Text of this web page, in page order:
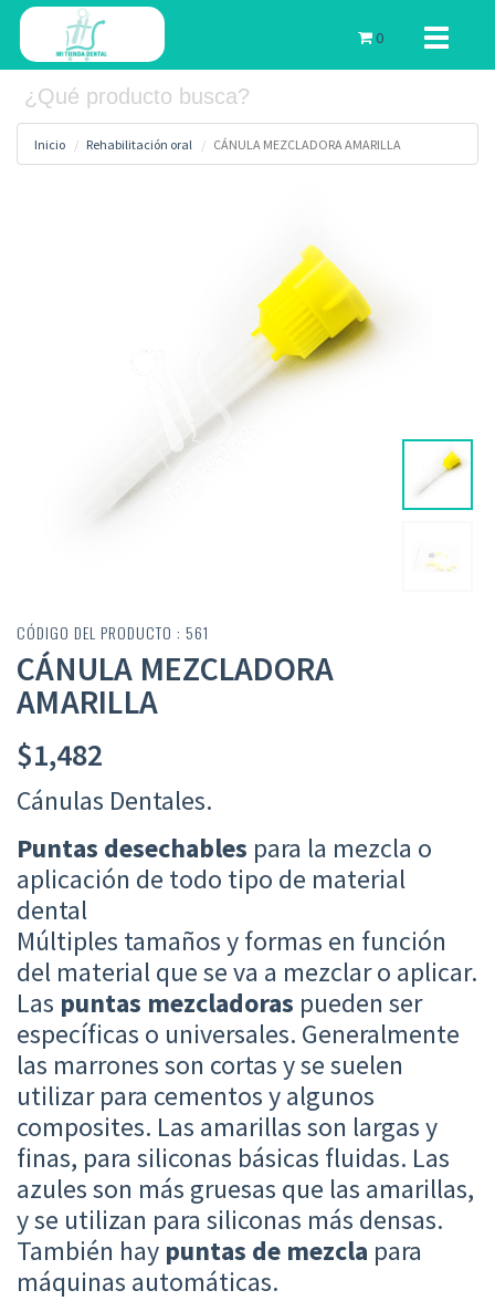
Toggle
0
Inicio Rehabilitación oral CÁNULA MEZCLADORA AMARILLA
CÓDIGO DEL PRODUCTO : 561
CÁNULA MEZCLADORA
AMARILLA
$1,482
Cánulas Dentales.
Puntas desechables para la mezcla o
aplicación de todo tipo de material
dental
Múltiples tamaños y formas en función
del material que se va a mezclar o aplicar.
Las puntas mezcladoras pueden ser
específicas o universales. Generalmente
las marrones son cortas y se suelen
utilizar para cementos y algunos
composites. Las amarillas son largas y
finas, para siliconas básicas fluidas. Las
azules son más gruesas que las amarillas,
y se utilizan para siliconas más densas.
También hay puntas de mezcla para
máquinas automáticas.